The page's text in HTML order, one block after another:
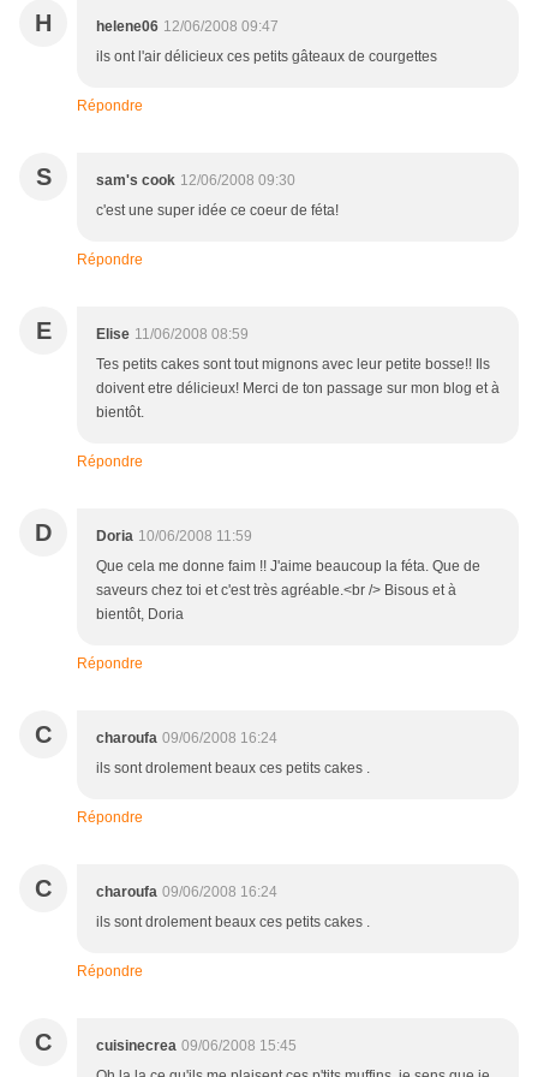
H helene06 12/06/2008 09:47
ils ont l'air délicieux ces petits gâteaux de courgettes
Répondre
S sam's cook 12/06/2008 09:30
c'est une super idée ce coeur de féta!
Répondre
E Elise 11/06/2008 08:59
Tes petits cakes sont tout mignons avec leur petite bosse!! Ils
doivent etre délicieux! Merci de ton passage sur mon blog et à
bientôt.
Répondre
D Doria 10/06/2008 11:59
Que cela me donne faim !! J'aime beaucoup la féta. Que de
saveurs chez toi et c'est très agréable.<br /> Bisous et à
bientôt, Doria
Répondre
C charoufa 09/06/2008 16:24
ils sont drolement beaux ces petits cakes .
Répondre
C charoufa 09/06/2008 16:24
ils sont drolement beaux ces petits cakes .
Répondre
C cuisinecrea 09/06/2008 15:45